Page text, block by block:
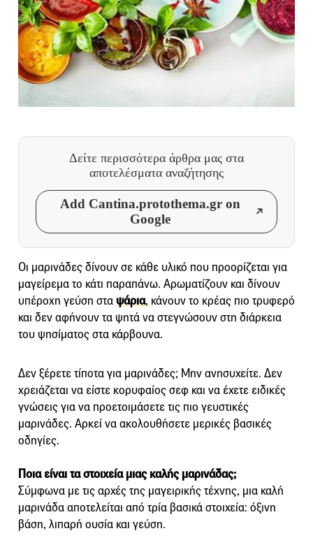
Δείτε περισσότερα άρθρα μας στα
αποτελέσματα αναζήτησης
Add Cantina.protothema.gr on
Google
Οι μαρινάδες δίνουν σε κάθε υλικό που προορίζεται για
μαγείρεμα το κάτι παραπάνω. Αρωματίζουν και δίνουν
υπέροχη γεύση σταψάρια, κάνουν το κρέας πιο τρυφερό
και δεν αφήνουν τα ψητά να στεγνώσουν στη διάρκεια
του ψησίματος στα κάρβουνα.
Δεν ξέρετε τίποτα για μαρινάδες; Μην ανησυχείτε. Δεν
χρειάζεται να είστε κορυφαίος σεφ και να έχετε ειδικές
γνώσεις για να προετοιμάσετε τις πιο γευστικές
μαρινάδες. Αρκεί να ακολουθήσετε μερικές βασικές
οδηγίες.
Ποια είναι τα στοιχεία μιας καλής μαρινάδας;
Σύμφωνα με τις αρχές της μαγειρικής τέχνης, μια καλή
μαρινάδα αποτελείται από τρία βασικά στοιχεία: όξινη
βάση, λιπαρή ουσία και γεύση.